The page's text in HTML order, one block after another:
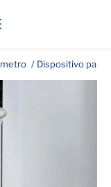
Dispositivo para